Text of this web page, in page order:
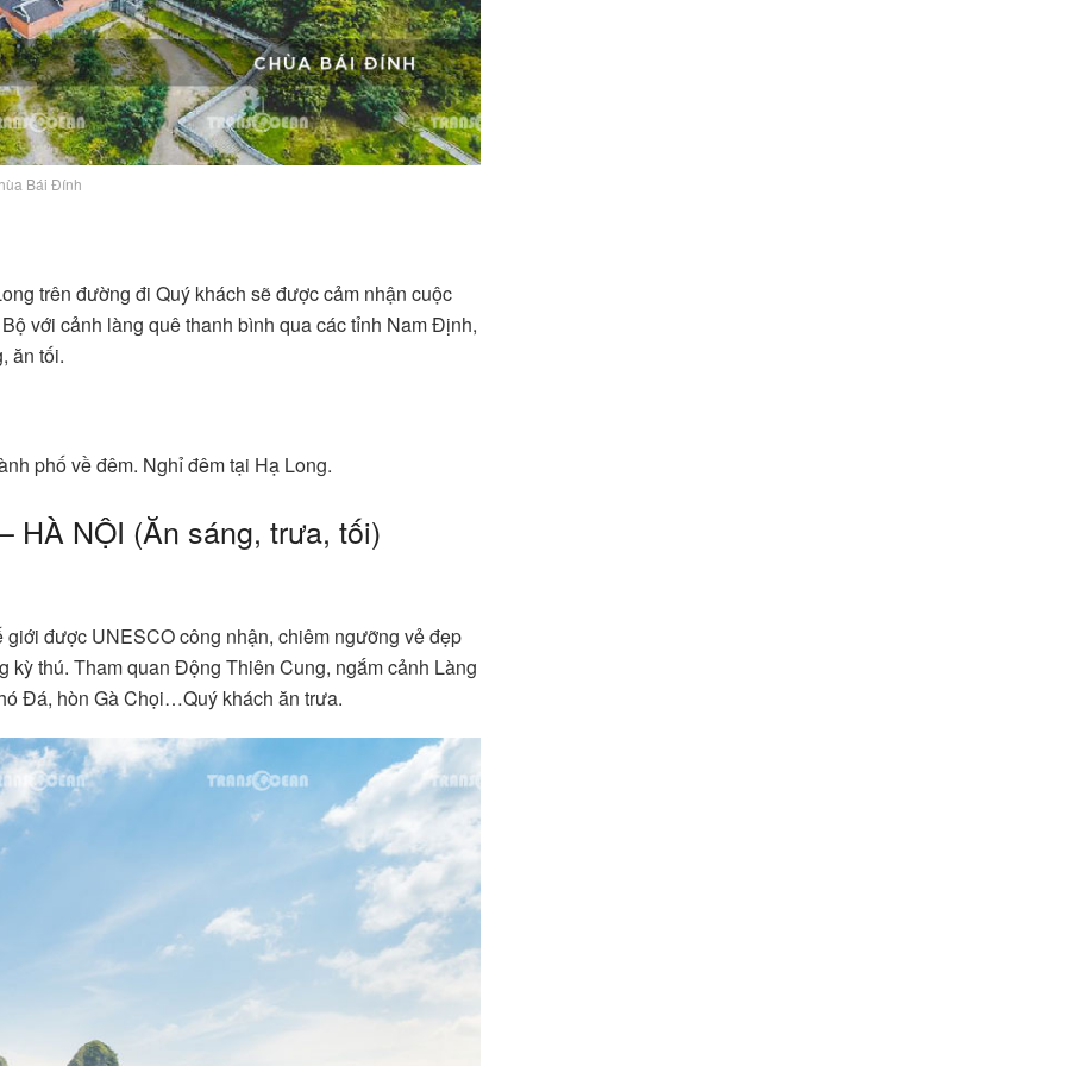
Bái Đính
trên đường đi Quý khách sẽ được cảm nhận cuộc
với cảnh làng quê thanh bình qua các tỉnh Nam Định,
ăn tối.
phố về đêm. Nghỉ đêm tại Hạ Long.
HÀ NỘI (Ăn sáng, trưa, tối)
được UNESCO công nhận, chiêm ngưỡng vẻ đẹp
kỳ thú. Tham quan Động Thiên Cung, ngắm cảnh Làng
Đá, hòn Gà Chọi…Quý khách ăn trưa.